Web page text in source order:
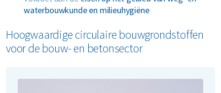
waterbouwkunde en milieuhygiëne
Hoogwaardige circulaire bouwgrondstoffen
voor de bouw- en betonsector